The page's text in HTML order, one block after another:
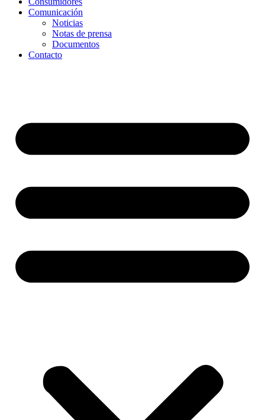
Comunicación
Noticias
Notas de prensa
Documentos
Contacto